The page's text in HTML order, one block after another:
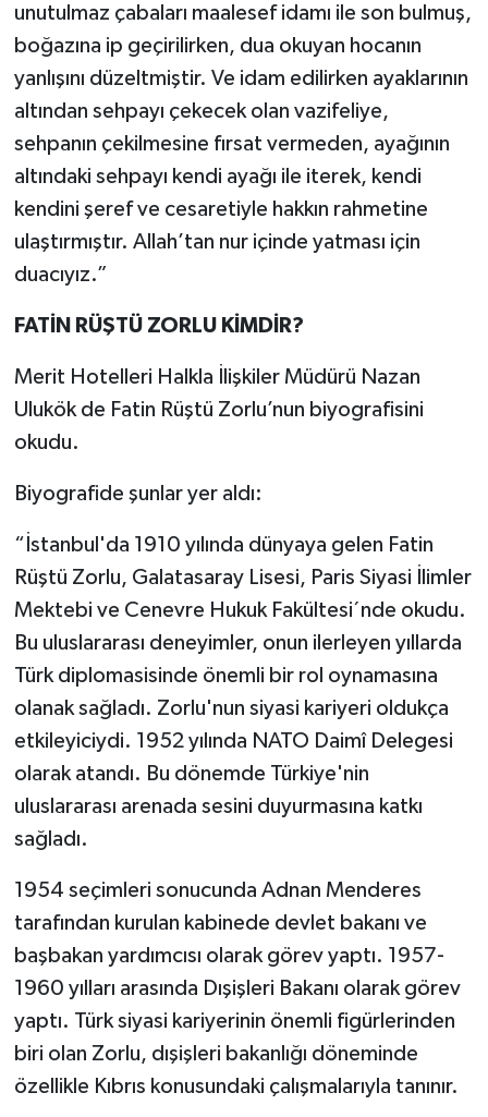
unutulmaz çabaları maalesef idamı ile son bulmuş,
boğazına ip geçirilirken, dua okuyan hocanın
yanlışını düzeltmiştir. Ve idam edilirken ayaklarının
altından sehpayı çekecek olan vazifeliye,
sehpanın çekilmesine fırsat vermeden, ayağının
altındaki sehpayı kendi ayağı ile iterek, kendi
kendini şeref ve cesaretiyle hakkın rahmetine
ulaştırmıştır. Allah’tan nur içinde yatması için
duacıyız.”
FATİN RÜŞTÜ ZORLU KİMDİR?
Merit Hotelleri Halkla İlişkiler Müdürü Nazan
Ulukök de Fatin Rüştü Zorlu’nun biyografisini
okudu.
Biyografide şunlar yer aldı:
“İstanbul'da 1910 yılında dünyaya gelen Fatin
Rüştü Zorlu, Galatasaray Lisesi, Paris Siyasi İlimler
Mektebi ve Cenevre Hukuk Fakültesi´nde okudu.
Bu uluslararası deneyimler, onun ilerleyen yıllarda
Türk diplomasisinde önemli bir rol oynamasına
olanak sağladı. Zorlu'nun siyasi kariyeri oldukça
etkileyiciydi. 1952 yılında NATO Daimî Delegesi
olarak atandı. Bu dönemde Türkiye'nin
uluslararası arenada sesini duyurmasına katkı
sağladı.
1954 seçimleri sonucunda Adnan Menderes
tarafından kurulan kabinede devlet bakanı ve
başbakan yardımcısı olarak görev yaptı. 1957-
1960 yılları arasında Dışişleri Bakanı olarak görev
yaptı. Türk siyasi kariyerinin önemli figürlerinden
biri olan Zorlu, dışişleri bakanlığı döneminde
özellikle Kıbrıs konusundaki çalışmalarıyla tanınır.